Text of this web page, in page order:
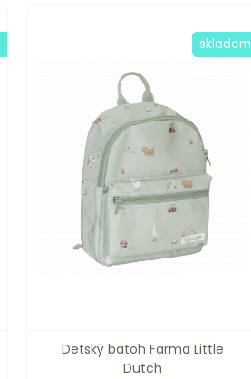
Detský batoh Farma Little
Dutch
skladom